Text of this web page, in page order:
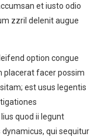
et iusto odio
zzril delenit augue
option congue
placerat facer possim
est usus legentis
quod ii legunt
qui sequitur